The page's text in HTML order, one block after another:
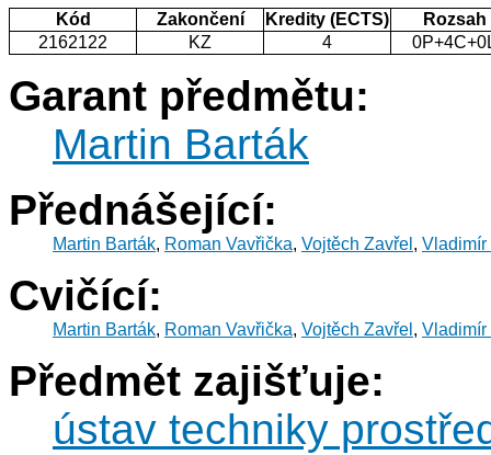
Kód Zakončení Kredity (ECTS)
Rozsah
2162122
KZ 4
Garant předmětu:
Martin Barták
Přednášející:
Martin Barták, Roman Vavřička, Vojtěch Zavřel , Vladimír
Cvičící:
Martin Barták, Roman Vavřička, Vojtěch Zavřel , Vladimír
Předmět zajišťuje:
ústav techniky